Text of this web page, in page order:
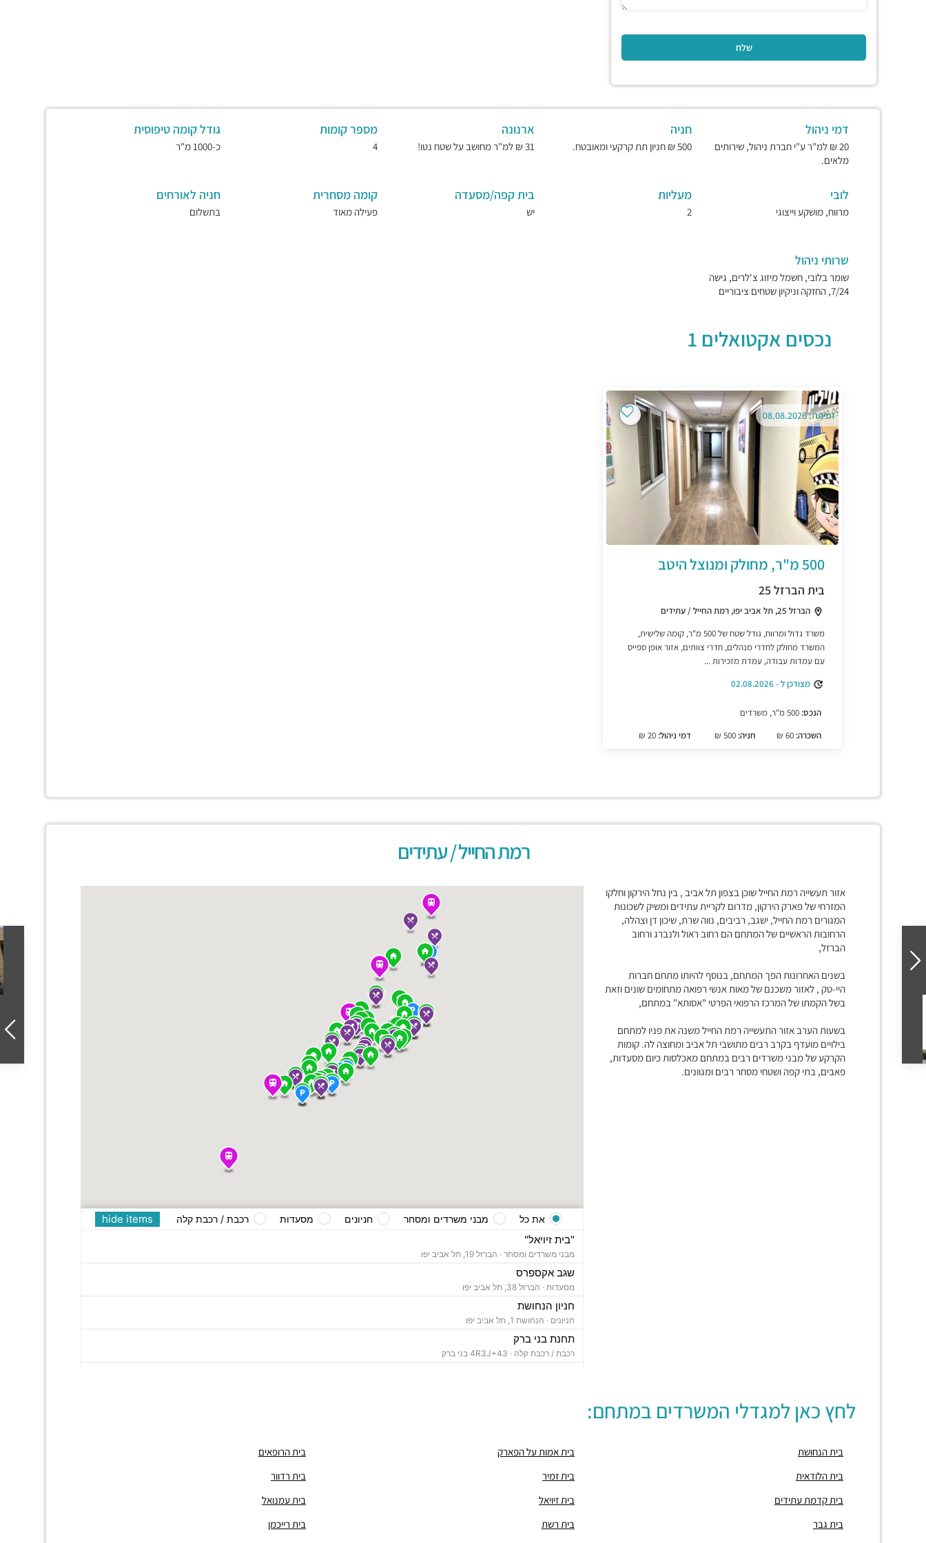
דמי ניהול
20 ₪ למ"ר ע"י חברת ניהול, שירותים
מלאים.
חניה
500 ₪ חניון תת קרקעי ומאובטח.
ארנונה
31 ₪ למ"ר מחושב על שטח נטו!
מספר קומות
4
גודל קומה טיפוסית
כ-1000 מ"ר
לובי
מרווח, מושקע וייצוגי
מעליות
2
בית קפה/מסעדה
יש
קומה מסחרית
פעילה מאוד
חניה לאורחים
בתשלום
שרותי ניהול
שומר בלובי, חשמל מיזוג צ'לרים, גישה
7/24, החזקה וניקיון שטחים ציבוריים
נכסים אקטואלים 1
זמינות: 08.08.2026
500 מ"ר, מחולק ומנוצל היטב
בית הברזל 25
הברזל 25, תל אביב יפו, רמת החייל / עתידים
משרד גדול ומרווח, גודל שטח של 500 מ"ר, קומה שלישית,
המשרד מחולק לחדרי מנהלים, חדרי צוותים, אזור אופן ספייס
עם עמדות עבודה, עמדת מזכירות ...
מצודכן ל - 02.08.2026
הנכס:
השכרה:
חניה: דמי ניהול: 20 ₪
רמת החייל / עתידים
"בית זיויאל"
מבני משרדים ומסחר · הברזל 19, תל אביב יפו
שגב אקספרס
מסעדות · הברזל 38, תל אביב יפו
חניון הנחושת
חניונים · הנחושת 1, תל אביב יפו
תחנת בני ברק
רכבת / רכבת קלה ·
מבני משרדים ומסחר ·הברזל 7, תל אביב יפו
"בית הברזל 25"
"בית הנחושת 10"
hide items את כל מבני משרדים ומסחר חניונים מסעדות רכבת / רכבת קלה
אזור תעשייה רמת החייל שוכן בצפון תל אביב , בין נחל הירקון וחלקו
המזרחי של פארק הירקון, מדרום לקריית עתידים ומשיק לשכונות
המגורים רמת החייל, ישגב, רביבים, נווה שרת, שיכון דן וצהלה,
הרחובות הראשיים של המתחם הם רחוב ראול ולנברג ורחוב
הברזל,
בשנים האחרונות הפך המתחם, בנוסף להיותו מתחם חברות
היי-טק , לאזור משכנם של מאות אנשי רפואה מתחומים שונים וזאת
בשל הקמתו של המרכז הרפואי הפרטי "אסותא" במתחם,
בשעות הערב אזור התעשייה רמת החייל משנה את פניו למתחם
בילויים מועדף בקרב רבים מתושבי תל אביב ומחוצה לה. קומות
הקרקע של מבני משרדים רבים במתחם מאכלסות כיום מסעדות,
פאבים, בתי קפה ושטחי מסחר רבים ומגוונים.
לחץ כאן למגדלי המשרדים במתחם:
בית הנחושת בית אמות על הפארק
בית הרופאים
בית הלודאית
בית זמיר
בית רדוור
בית קדמת עתידים
בית זיויאל
בית עמנואל
בית גבר
בית רשת
בית רייכמן